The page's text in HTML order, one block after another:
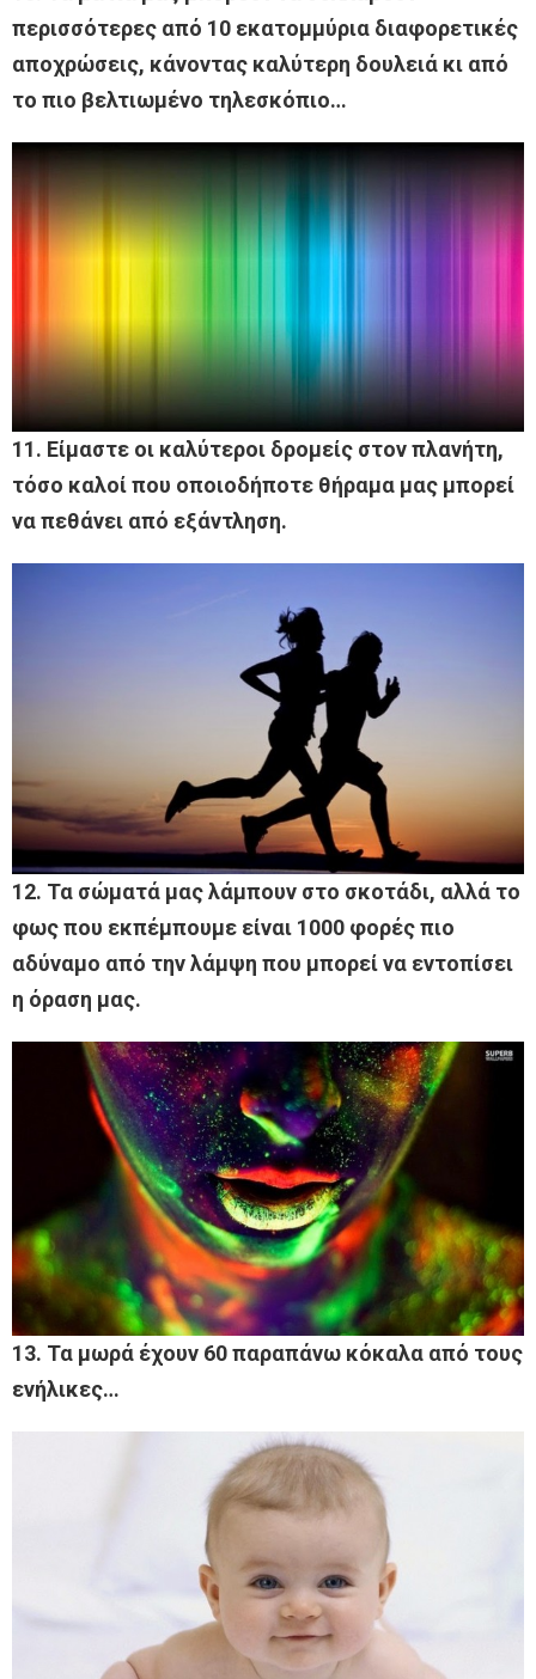
περισσότερες από 10 εκατομμύρια διαφορετικές
αποχρώσεις, κάνοντας καλύτερη δουλειά κι από
το πιο βελτιωμένο τηλεσκόπιο…
11. Είμαστε οι καλύτεροι δρομείς στον πλανήτη,
τόσο καλοί που οποιοδήποτε θήραμα μας μπορεί
να πεθάνει από εξάντληση.
12. Τα σώματά μας λάμπουν στο σκοτάδι, αλλά το
φως που εκπέμπουμε είναι 1000 φορές πιο
αδύναμο από την λάμψη που μπορεί να εντοπίσει
η όραση μας.
13. Τα μωρά έχουν 60 παραπάνω κόκαλα από τους
ενήλικες…